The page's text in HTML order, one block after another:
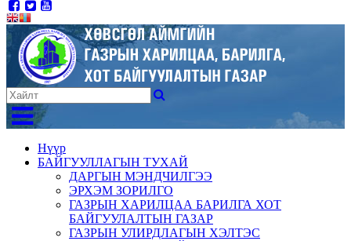
Нүүр
БАЙГУУЛЛАГЫН ТУХАЙ
ДАРГЫН МЭНДЧИЛГЭЭ
ЭРХЭМ ЗОРИЛГО
ГАЗРЫН ХАРИЛЦАА БАРИЛГА ХОТ
БАЙГУУЛАЛТЫН ГАЗАР
ГАЗРЫН УЛИРДЛАГЫН ХЭЛТЭС